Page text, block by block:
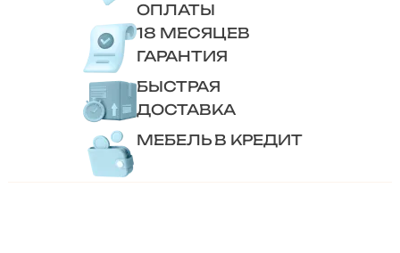
ОПЛАТЫ
18 МЕСЯЦЕВ
ГАРАНТИЯ
БЫСТРАЯ
ДОСТАВКА
МЕБЕЛЬ В КРЕДИТ